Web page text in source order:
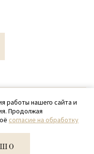
97-87
работы нашего сайта и
Продолжая
согласие на обработку